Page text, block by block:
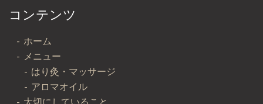
コンテンツ
ホーム
メニュー
はり灸・マッサージ
アロマオイル